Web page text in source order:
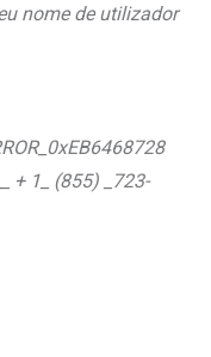
nome de utilizador
+ 1_ (855) _723-